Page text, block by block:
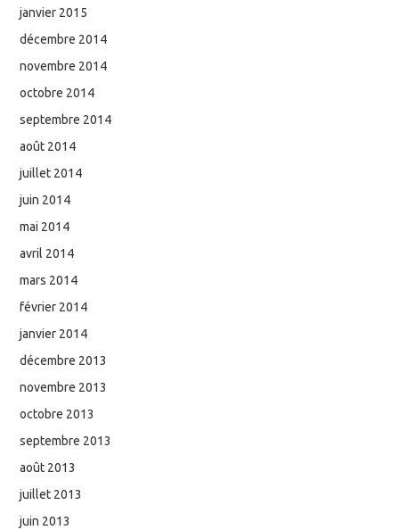
janvier 2015
décembre 2014
novembre 2014
octobre 2014
septembre 2014
août 2014
juillet 2014
juin 2014
mai 2014
avril 2014
mars 2014
février 2014
janvier 2014
décembre 2013
novembre 2013
octobre 2013
septembre 2013
août 2013
juillet 2013
juin 2013